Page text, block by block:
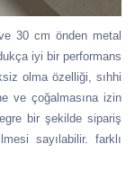
30 cm önden metal
iyi bir performans
olma özelliği, sıhhi
ve çoğalmasına izin
bir şekilde sipariş
sayılabilir. farklı